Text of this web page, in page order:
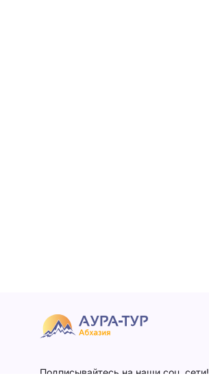
Подписывайтесь на наши соц. сети!